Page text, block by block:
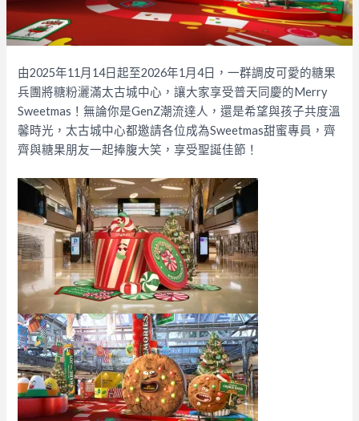
由2025年11月14日起至2026年1月4日，一群調皮可愛的糖果
兵團將糖粉灑滿太古城中心，讓大家享受普天同慶的Merry
Sweetmas！無論你是GenZ潮流達人，還是希望與孩子共度溫
馨時光，太古城中心都邀請各位成為Sweetmas甜蜜專員，齊
齊與糖果朋友一起捧腹大笑，享受聖誕佳節！